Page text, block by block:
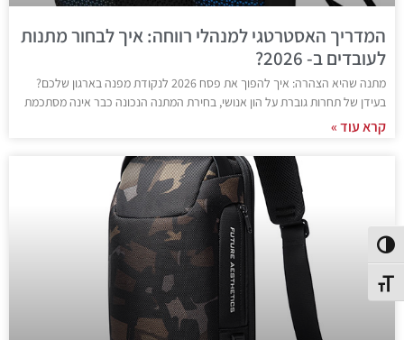
הפעל/כבה ניגודיות גבוהה
מתג גודל גופן
המדריך האסטרטגי למנהלי רווחה: איך לבחור מתנות
לעובדים ב- 2026?
מתנה שהיא הצהרה: איך להפוך את פסח 2026 לנקודת מפנה בארגון שלכם?
בעידן של תחרות גוברת על הון אנושי, בחירת המתנה הנכונה כבר אינה מסתכמת
קרא עוד »